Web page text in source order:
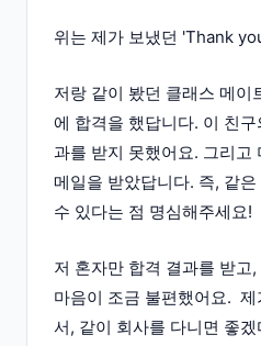
위는 제가 보냈던 'Thank
저랑 같이 봤던 클래스 메이
에 합격을 했답니다. 이 친
과를 받지 못했어요. 그리고
메일을 받았답니다. 즉, 같
수 있다는 점 명심해주세요!
저 혼자만 합격 결과를 받고
마음이 조금 불편했어요.
서, 같이 회사를 다니면 좋